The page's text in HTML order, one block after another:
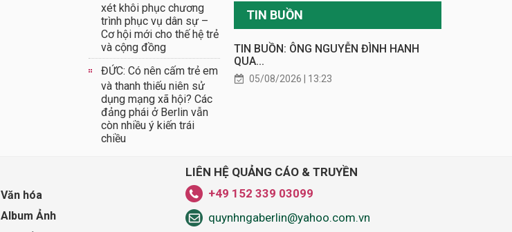
xét khôi phục chương
trình phục vụ dân sự –
Cơ hội mới cho thế hệ trẻ
và cộng đồng
ĐỨC: Có nên cấm trẻ em
và thanh thiếu niên sử
dụng mạng xã hội? Các
đảng phái ở Berlin vẫn
còn nhiều ý kiến trái
chiều
TIN BUỒN
TIN BUỒN: ÔNG NGUYỄN ĐÌNH HANH
QUA...
05/08/2026 | 13:23
Văn hóa
Album Ảnh
LIÊN HỆ QUẢNG CÁO & TRUYỀN
+49 152 339 03099
quynhngaberlin@yahoo.com.vn